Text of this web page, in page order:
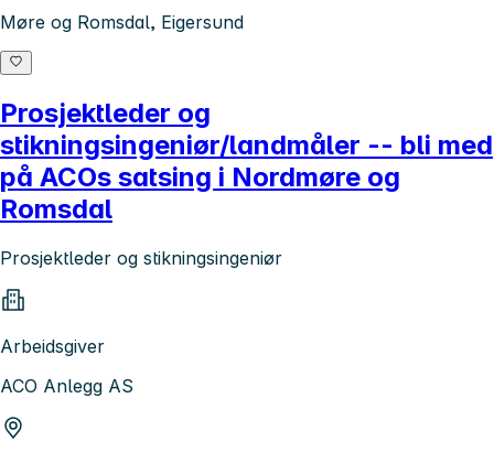
Møre og Romsdal, Eigersund
Prosjektleder og
stikningsingeniør/landmåler -- bli med
på ACOs satsing i Nordmøre og
Romsdal
Prosjektleder og stikningsingeniør
Arbeidsgiver
ACO Anlegg AS